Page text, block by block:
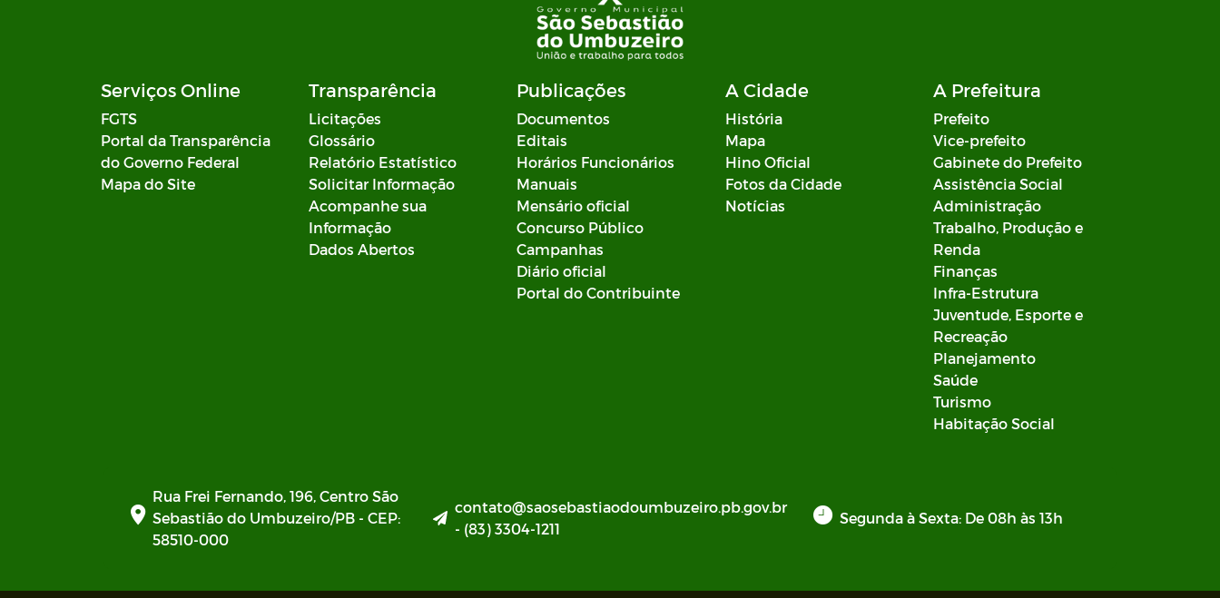
Serviços Online
FGTS
Portal da Transparência
do Governo Federal
Mapa do Site
Transparência
Licitações
Glossário
Relatório Estatístico
Solicitar Informação
Acompanhe sua
Informação
Dados Abertos
Publicações
Documentos
Editais
Horários Funcionários
Manuais
Mensário oficial
Concurso Público
Campanhas
Diário oficial
Portal do Contribuinte
A Cidade
História
Mapa
Hino Oficial
Fotos da Cidade
Notícias
A Prefeitura
Prefeito
Vice-prefeito
Gabinete do Prefeito
Assistência Social
Administração
Trabalho, Produção e
Renda
Finanças
Infra-Estrutura
Juventude, Esporte e
Recreação
Planejamento
Saúde
Turismo
Habitação Social
Rua Frei Fernando, 196, Centro São
Sebastião do Umbuzeiro/PB - CEP:
58510-000
contato@saosebastiaodoumbuzeiro.pb.gov.br
- (83) 3304-1211
Segunda à Sexta: De 08h às 13h